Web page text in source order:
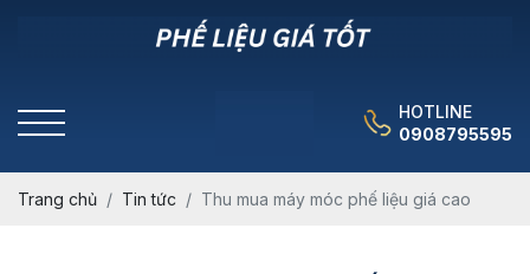
HOTLINE
0908795595
Trang chủ Tin tức Thu mua máy móc phế liệu giá cao